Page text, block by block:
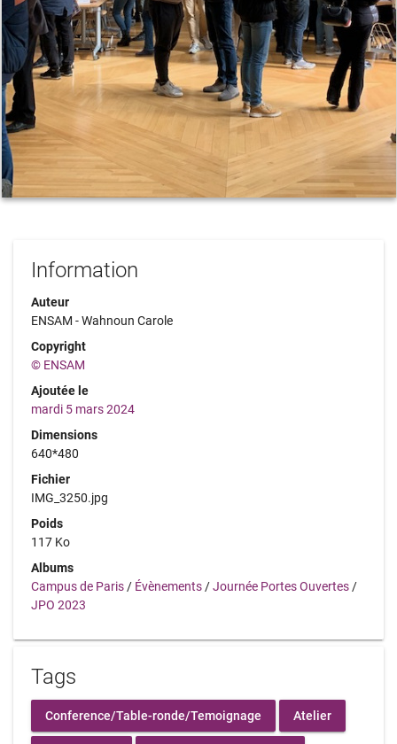
Information
Auteur
ENSAM - Wahnoun Carole
Copyright
© ENSAM
Ajoutée le
mardi 5 mars 2024
Dimensions
640*480
Fichier
IMG_3250.jpg
Poids
117 Ko
Albums
Campus de Paris / Évènements /Journée Portes Ouvertes /
JPO 2023
Tags
Conference/Table-ronde/Temoignage Atelier